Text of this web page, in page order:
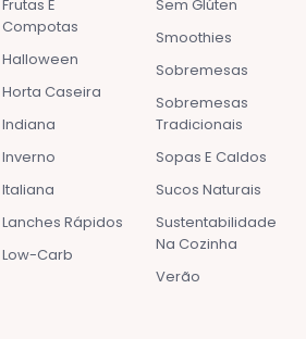
Frutas E
Compotas
Halloween
Horta Caseira
Indiana
Inverno
Italiana
Lanches Rápidos
Low-Carb
Sem Glúten
Smoothies
Sobremesas
Sobremesas
Tradicionais
Sopas E Caldos
Sucos Naturais
Sustentabilidade
Na Cozinha
Verão